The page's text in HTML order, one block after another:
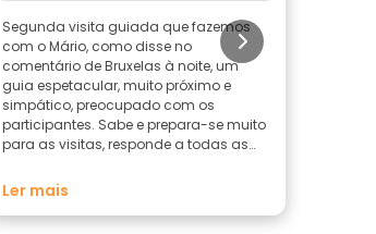
Segunda visita guiada que fazemos
com o Mário, como disse no
comentário de Bruxelas à noite, um
guia espetacular, muito próximo e
simpático, preocupado com os
participantes. Sabe e prepara-se muito
para as visitas, responde a todas as
interessantes e dá um toque diferente
todos os outros que conhecemos, o
Ler mais